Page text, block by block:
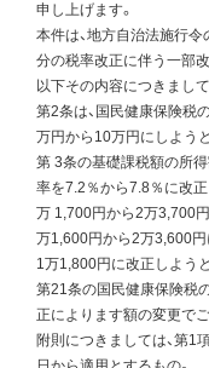
申し上げます。
本件は、地方自治法施行
分の税率改正に伴う一部
以下その内容につきまし
第2条は、国民健康保険税
万円から10万円にしよう
第 3条の基礎課税額の所
率を7.2％から7.8％に改正
万 1,700円から2万3,700
万1,600円から2万3,600円
1万1,800円に改正しよう
第21条の国民健康保険税
正によります額の変更でご
附則につきましては、第1